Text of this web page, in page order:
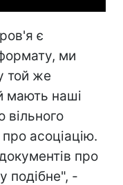
є
ми
той же
мають наші
вільного
асоціацію.
про
подібне", -